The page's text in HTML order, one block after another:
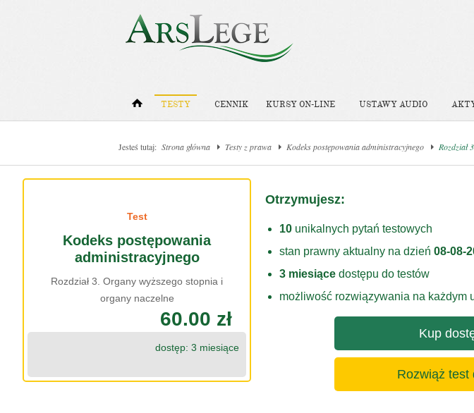
TESTY CENNIK KURSY ON-LINE USTAWY AUDIO
Jesteś tutaj: Strona główna Testy z prawa Kodeks postępowania administracyjnego Rozdział
Test
Kodeks postępowania
administracyjnego
Rozdział 3. Organy wyższego stopnia i
organy naczelne
60.00 zł
dostęp: 3 miesiące
Otrzymujesz:
10 unikalnych pytań testowych
stan prawny aktualny na dzień 08-08-
3 miesiące dostępu do testów
możliwość rozwiązywania na każdym
Kup
Rozwiąż test